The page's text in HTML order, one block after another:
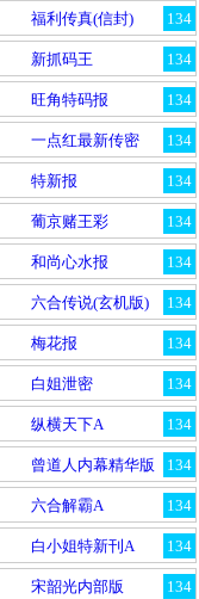
134
福利传真(信封)
134
新抓码王
134
旺角特码报
134
一点红最新传密
134
特新报
134
葡京赌王彩
134
和尚心水报
134
六合传说(玄机版)
134
梅花报
134
白姐泄密
134
纵横天下A
134
曾道人内幕精华版
134
六合解霸A
134
白小姐特新刊A
134
宋韶光内部版